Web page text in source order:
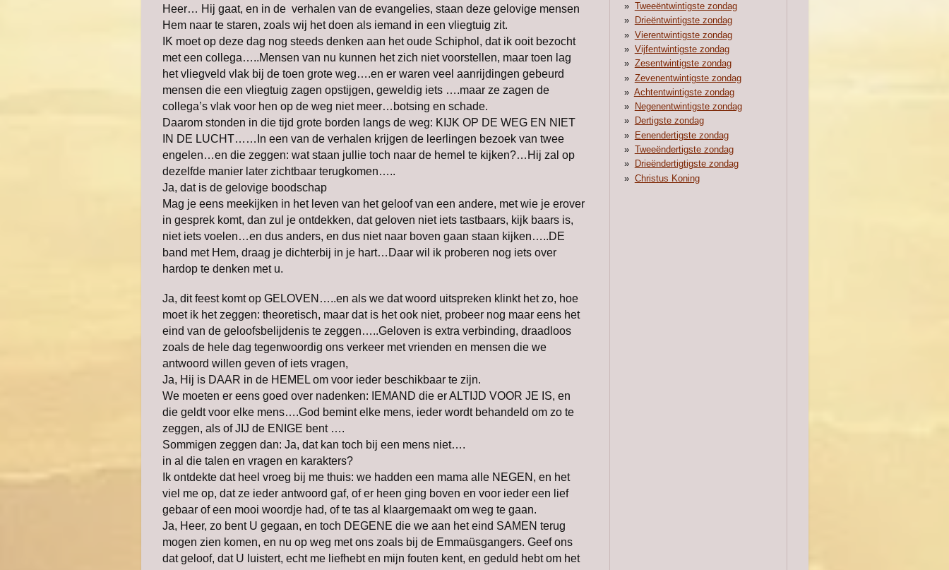
Heer… Hij gaat, en in de verhalen van de evangelies, staan deze gelovige mensen
Hem naar te staren, zoals wij het doen als iemand in een vliegtuig zit.
IK moet op deze dag nog steeds denken aan het oude Schiphol, dat ik ooit bezocht
met een collega…..Mensen van nu kunnen het zich niet voorstellen, maar toen lag
het vliegveld vlak bij de toen grote weg….en er waren veel aanrijdingen gebeurd
mensen die een vliegtuig zagen opstijgen, geweldig iets ….maar ze zagen de
collega’s vlak voor hen op de weg niet meer…botsing en schade.
Daarom stonden in die tijd grote borden langs de weg: KIJK OP DE WEG EN NIET
IN DE LUCHT……In een van de verhalen krijgen de leerlingen bezoek van twee
engelen…en die zeggen: wat staan jullie toch naar de hemel te kijken?…Hij zal op
dezelfde manier later zichtbaar terugkomen…..
Ja, dat is de gelovige boodschap
Mag je eens meekijken in het leven van het geloof van een andere, met wie je erover
in gesprek komt, dan zul je ontdekken, dat geloven niet iets tastbaars, kijk baars is,
niet iets voelen…en dus anders, en dus niet naar boven gaan staan kijken…..DE
band met Hem, draag je dichterbij in je hart…Daar wil ik proberen nog iets over
hardop te denken met u.
Ja, dit feest komt op GELOVEN…..en als we dat woord uitspreken klinkt het zo, hoe
moet ik het zeggen: theoretisch, maar dat is het ook niet, probeer nog maar eens het
eind van de geloofsbelijdenis te zeggen…..Geloven is extra verbinding, draadloos
zoals de hele dag tegenwoordig ons verkeer met vrienden en mensen die we
antwoord willen geven of iets vragen,
Ja, Hij is DAAR in de HEMEL om voor ieder beschikbaar te zijn.
We moeten er eens goed over nadenken: IEMAND die er ALTIJD VOOR JE IS, en
die geldt voor elke mens….God bemint elke mens, ieder wordt behandeld om zo te
zeggen, als of JIJ de ENIGE bent ….
Sommigen zeggen dan: Ja, dat kan toch bij een mens niet….
in al die talen en vragen en karakters?
Ik ontdekte dat heel vroeg bij me thuis: we hadden een mama alle NEGEN, en het
viel me op, dat ze ieder antwoord gaf, of er heen ging boven en voor ieder een lief
gebaar of een mooi woordje had, of te tas al klaargemaakt om weg te gaan.
Ja, Heer, zo bent U gegaan, en toch DEGENE die we aan het eind SAMEN terug
mogen zien komen, en nu op weg met ons zoals bij de Emmaüsgangers. Geef ons
dat geloof, dat U luistert, echt me liefhebt en mijn fouten kent, en geduld hebt om het
Tweeëntwintigste zondag
Drieëntwintigste zondag
Vierentwintigste zondag
Vijfentwintigste zondag
Zesentwintigste zondag
Zevenentwintigste zondag
Achtentwintigste zondag
Negenentwintigste zondag
Dertigste zondag
Eenendertigste zondag
Tweeëndertigste zondag
Drieëndertigtigste zondag
Christus Koning